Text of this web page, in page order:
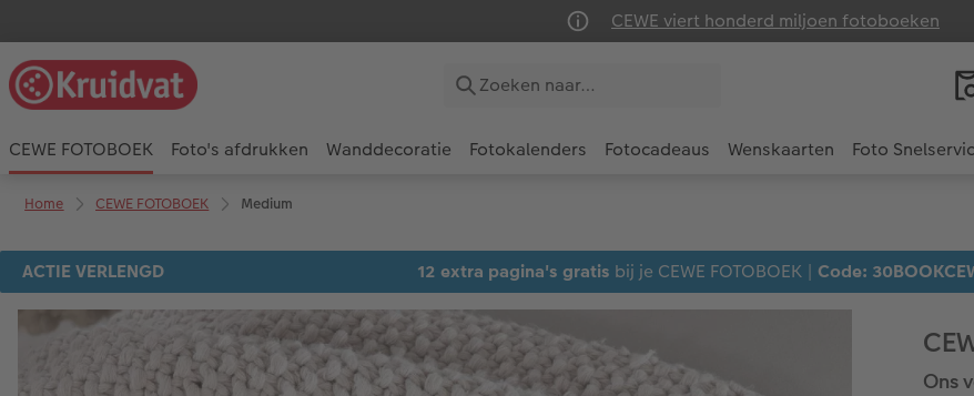
CEWE viert honderd miljoen fotoboeken
CEWE FOTOBOEK Foto's afdrukken Wanddecoratie Fotokalenders Fotocadeaus Wenskaarten Foto
Home CEWE FOTOBOEK Medium
ACTIE VERLENGD 12 extra pagina's gratis bij je CEWE FOTOBOEK | Code:
Ons